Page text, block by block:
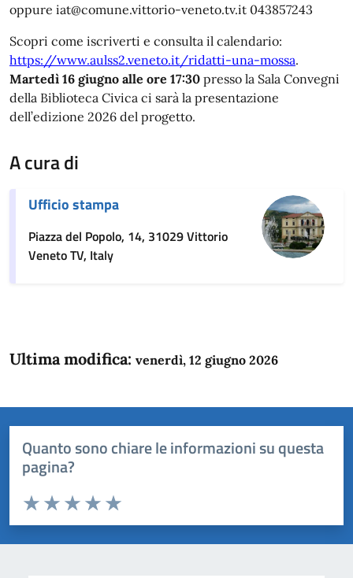
oppure iat@comune.vittorio-veneto.tv.it 043857243
Scopri come iscriverti e consulta il calendario:
https://www.aulss2.veneto.it/ridatti-una-mossa.
Martedì 16 giugno alle ore 17:30 presso la Sala Convegni
della Biblioteca Civica ci sarà la presentazione
dell’edizione 2026 del progetto.
A cura di
Ufficio stampa
Piazza del Popolo, 14, 31029 Vittorio
Veneto TV, Italy
Ultima modifica: venerdì, 12 giugno 2026
Quanto sono chiare le informazioni su questa
pagina?
Domanda
Valuta da 1 a 5 stelle la pagina
Valuta 5 stelle su 5
Valuta 4 stelle su 5
Valuta 3 stelle su 5
Valuta 2 stelle su 5
Valuta 1 stelle su 5